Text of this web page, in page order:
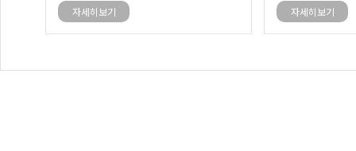
자세히보기 자세히보기